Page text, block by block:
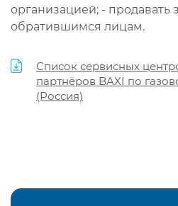
организацией; - продавать
обратившимся лицам.
Список сервисных
партнёров BAXI по
(Россия)